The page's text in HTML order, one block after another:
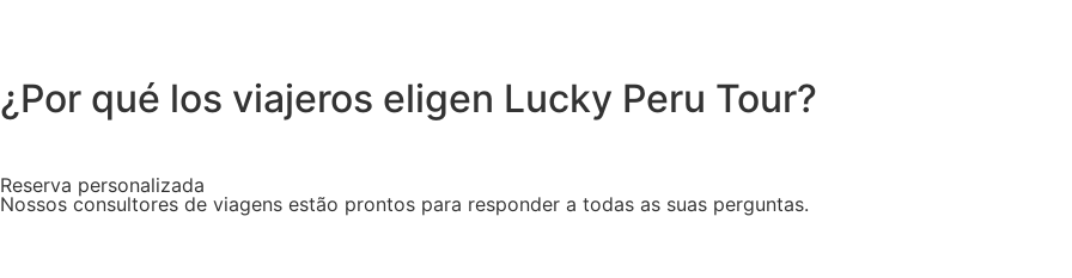
¿Por qué los viajeros eligen Lucky Peru Tour?
Reserva personalizada
Nossos consultores de viagens estão prontos para responder a todas as suas perguntas.